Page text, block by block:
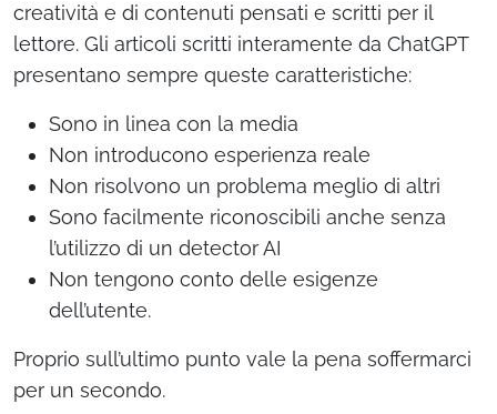
creatività e di contenuti pensati e scritti per il
lettore. Gli articoli scritti interamente da ChatGPT
presentano sempre queste caratteristiche:
Sono in linea con la media
Non introducono esperienza reale
Non risolvono un problema meglio di altri
Sono facilmente riconoscibili anche senza
l’utilizzo di un detector AI
Non tengono conto delle esigenze
dell’utente.
Proprio sull’ultimo punto vale la pena soffermarci
per un secondo.